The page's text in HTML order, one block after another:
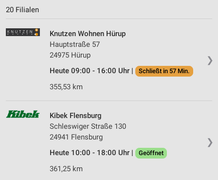
20 Filialen
❯
Knutzen Wohnen Hürup
Hauptstraße 57
24975 Hürup
Heute 09:00 - 16:00 Uhr |
Schließt in 57 Min.
355,53 km
❯
Kibek Flensburg
Schleswiger Straße 130
24941 Flensburg
Heute 10:00 - 18:00 Uhr |
Geöffnet
361,25 km